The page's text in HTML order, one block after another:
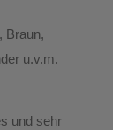
Braun,
u.v.m.
und sehr